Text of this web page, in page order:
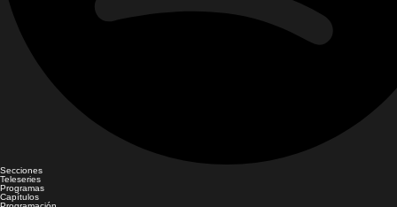
Secciones
Teleseries
Programas
Capítulos